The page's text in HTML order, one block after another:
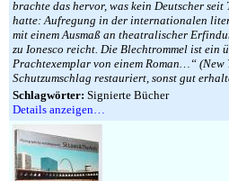
brachte das hervor, was kein Deutscher
hatte: Aufregung in der internationalen
mit einem Ausmaß an theatralischer
zu Ionesco reicht. Die Blechtrommel ist ein
Prachtexemplar von einem Roman…“ (New
Schutzumschlag restauriert, sonst gut
Schlagwörter: Signierte Bücher
Details anzeigen…